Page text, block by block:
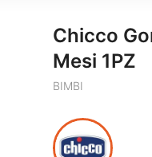
Chicco
Mesi 1PZ
BIMBI